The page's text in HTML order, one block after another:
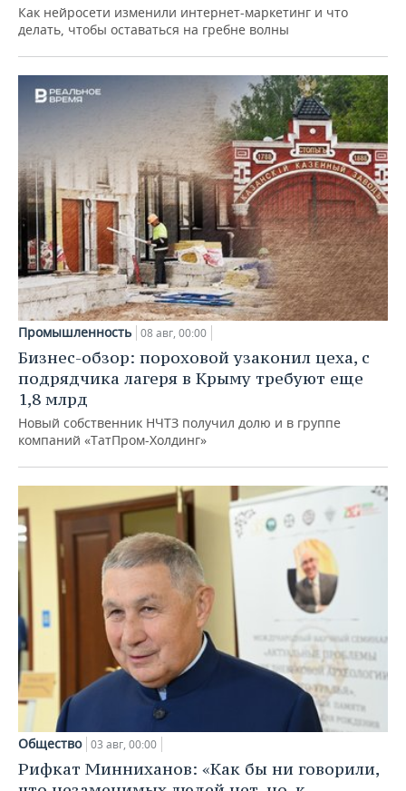
Как нейросети изменили интернет-маркетинг и что
делать, чтобы оставаться на гребне волны
Промышленность 08 авг, 00:00
Бизнес-обзор: пороховой узаконил цеха, с
подрядчика лагеря в Крыму требуют еще
1,8 млрд
Новый собственник НЧТЗ получил долю и в группе
компаний «ТатПром-Холдинг»
Общество 03 авг, 00:00
Рифкат Минниханов: «Как бы ни говорили,